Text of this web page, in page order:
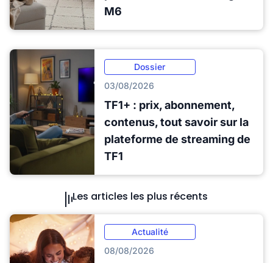
M6
Dossier
03/08/2026
TF1+ : prix, abonnement,
contenus, tout savoir sur la
plateforme de streaming de
TF1
Les articles les plus récents
Actualité
08/08/2026